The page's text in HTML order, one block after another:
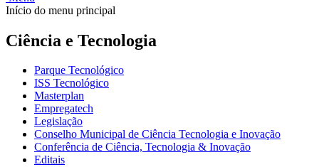
Início do menu principal
Ciência e Tecnologia
Parque Tecnológico
ISS Tecnológico
Masterplan
Empregatech
Legislação
Conselho Municipal de Ciência Tecnologia e Inovação
Conferência de Ciência, Tecnologia & Inovação
Editais